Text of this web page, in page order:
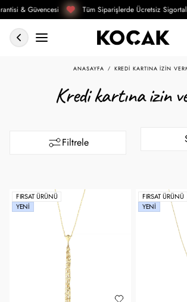
& Güvencesi Tüm Siparişlerde Ücretsiz
ANASAYFA KREDI KARTINA IZIN
Kredi kartına izin
Filtrele
FIRSAT ÜRÜNÜ
YENI
FIRSAT ÜRÜNÜ
YENI